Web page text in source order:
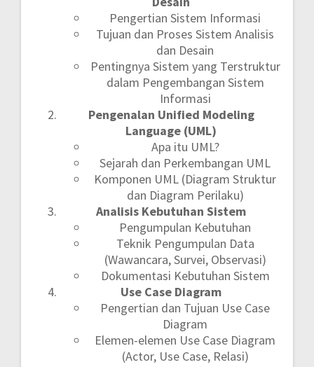
Pengertian Sistem Informasi
Tujuan dan Proses Sistem Analisis
dan Desain
Pentingnya Sistem yang Terstruktur
dalam Pengembangan Sistem
Informasi
Pengenalan Unified Modeling
Language (UML)
Apa itu UML?
Sejarah dan Perkembangan UML
Komponen UML (Diagram Struktur
dan Diagram Perilaku)
Analisis Kebutuhan Sistem
Pengumpulan Kebutuhan
Teknik Pengumpulan Data
(Wawancara, Survei, Observasi)
Dokumentasi Kebutuhan Sistem
Use Case Diagram
Pengertian dan Tujuan Use Case
Diagram
Elemen-elemen Use Case Diagram
(Actor, Use Case, Relasi)